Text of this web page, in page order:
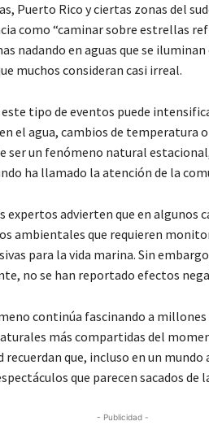
Puerto Rico y ciertas zonas del
como “caminar sobre estrellas
nadando en aguas que se
muchos consideran casi irreal.
tipo de eventos puede
el agua, cambios de temperatura
ser un fenómeno natural
ha llamado la atención de la
expertos advierten que en algunos
ambientales que requieren
para la vida marina. Sin
no se han reportado efectos
continúa fascinando a millones
más compartidas del
recuerdan que, incluso en un
que parecen sacados de
- Publicidad -